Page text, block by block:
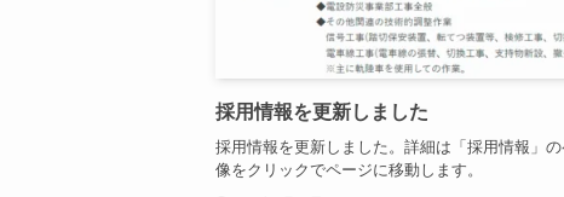
採用情報を更新しました
採用情報を更新しました。詳細は「採用情報」
像をクリックでページに移動します。